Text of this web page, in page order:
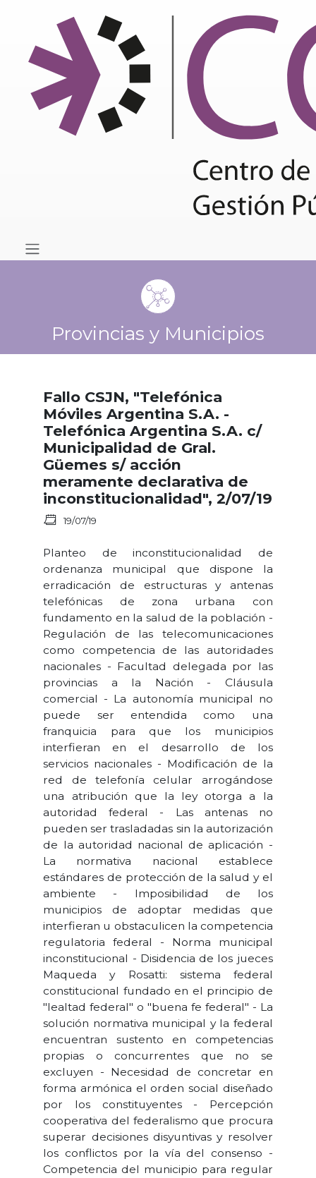
Provincias y Municipios
Fallo CSJN, "Telefónica
Móviles Argentina S.A. -
Telefónica Argentina S.A. c/
Municipalidad de Gral.
Güemes s/ acción
meramente declarativa de
inconstitucionalidad", 2/07/19
19/07/19
Planteo de inconstitucionalidad de
ordenanza municipal que dispone la
erradicación de estructuras y antenas
telefónicas de zona urbana con
fundamento en la salud de la población -
Regulación de las telecomunicaciones
como competencia de las autoridades
nacionales - Facultad delegada por las
provincias a la Nación - Cláusula
comercial - La autonomía municipal no
puede ser entendida como una
franquicia para que los municipios
interfieran en el desarrollo de los
servicios nacionales - Modificación de la
red de telefonía celular arrogándose
una atribución que la ley otorga a la
autoridad federal - Las antenas no
pueden ser trasladadas sin la autorización
de la autoridad nacional de aplicación -
La normativa nacional establece
estándares de protección de la salud y el
ambiente - Imposibilidad de los
municipios de adoptar medidas que
interfieran u obstaculicen la competencia
regulatoria federal - Norma municipal
inconstitucional - Disidencia de los jueces
Maqueda y Rosatti: sistema federal
constitucional fundado en el principio de
"lealtad federal" o "buena fe federal" - La
solución normativa municipal y la federal
encuentran sustento en competencias
propias o concurrentes que no se
excluyen - Necesidad de concretar en
forma armónica el orden social diseñado
por los constituyentes - Percepción
cooperativa del federalismo que procura
superar decisiones disyuntivas y resolver
los conflictos por la vía del consenso -
Competencia del municipio para regular